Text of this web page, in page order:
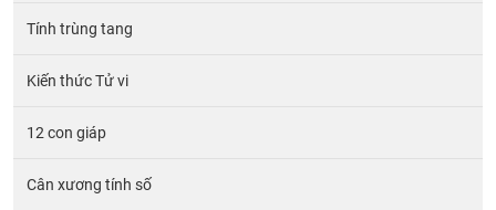
Tính trùng tang
Kiến thức Tử vi
12 con giáp
Cân xương tính số